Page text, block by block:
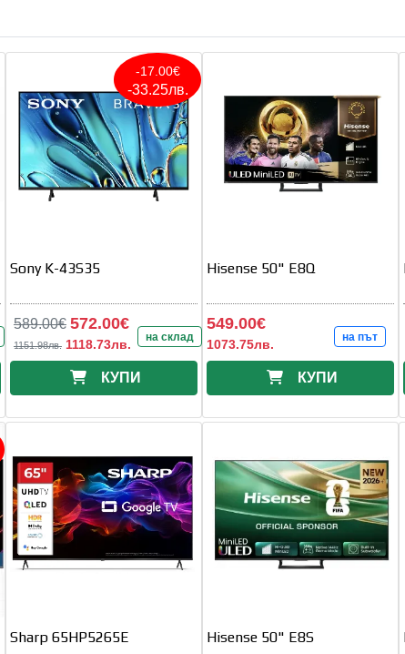
-17.00€
-33.25лв.
Sony K-43S35
589.00€ 572.00€
1151.98лв. 1118.73лв. на склад
КУПИ
Hisense 50" E8Q
549.00€
1073.75лв. на път
КУПИ
Sharp 65HP5265E Hisense 50" E8S